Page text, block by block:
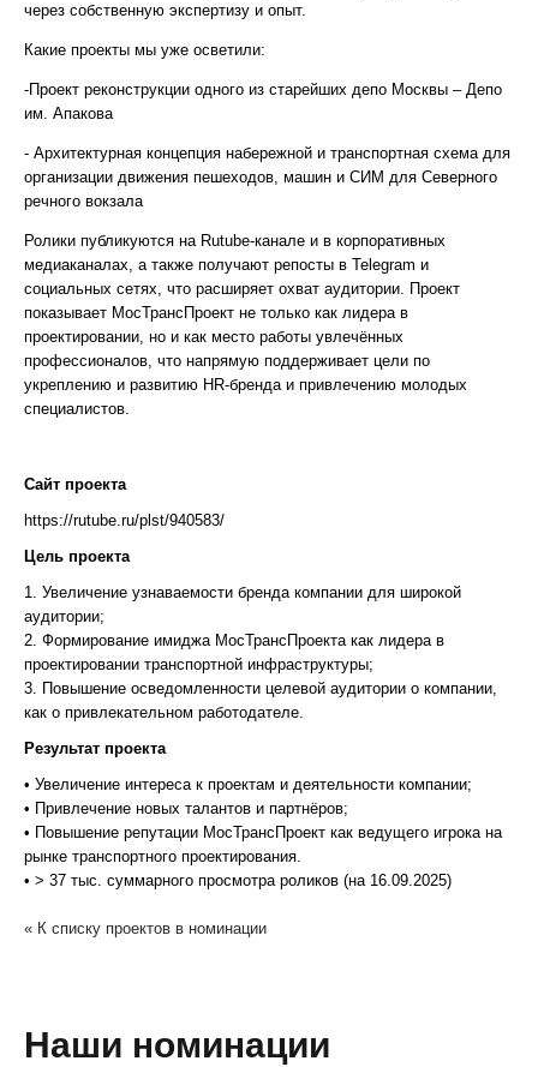
через собственную экспертизу и опыт.
Какие проекты мы уже осветили:
-Проект реконструкции одного из старейших депо Москвы – Депо
им. Апакова
- Архитектурная концепция набережной и транспортная схема для
организации движения пешеходов, машин и СИМ для Северного
речного вокзала
Ролики публикуются на Rutube-канале и в корпоративных
медиаканалах, а также получают репосты в Telegram и
социальных сетях, что расширяет охват аудитории. Проект
показывает МосТрансПроект не только как лидера в
проектировании, но и как место работы увлечённых
профессионалов, что напрямую поддерживает цели по
укреплению и развитию HR-бренда и привлечению молодых
специалистов.
Сайт проекта
https://rutube.ru/plst/940583/
Цель проекта
1. Увеличение узнаваемости бренда компании для широкой
аудитории;
2. Формирование имиджа МосТрансПроекта как лидера в
проектировании транспортной инфраструктуры;
3. Повышение осведомленности целевой аудитории о компании,
как о привлекательном работодателе.
Результат проекта
• Увеличение интереса к проектам и деятельности компании;
• Привлечение новых талантов и партнёров;
• Повышение репутации МосТрансПроект как ведущего игрока на
рынке транспортного проектирования.
• > 37 тыс. суммарного просмотра роликов (на 16.09.2025)
« К списку проектов в номинации
Наши номинации